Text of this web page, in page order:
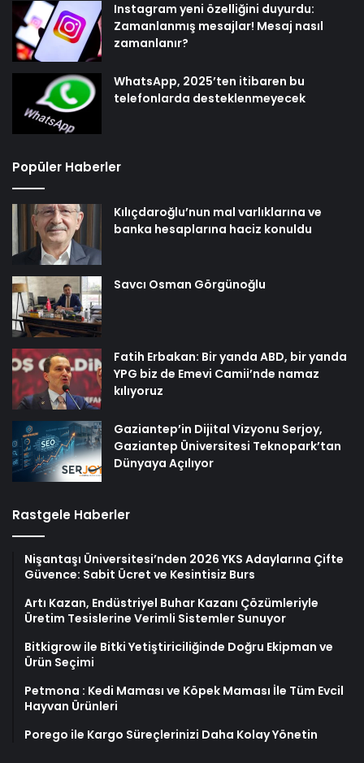
Instagram yeni özelliğini duyurdu:
Zamanlanmış mesajlar! Mesaj nasıl
zamanlanır?
WhatsApp, 2025’ten itibaren bu
telefonlarda desteklenmeyecek
Popüler Haberler
Kılıçdaroğlu’nun mal varlıklarına ve
banka hesaplarına haciz konuldu
Savcı Osman Görgünoğlu
Fatih Erbakan: Bir yanda ABD, bir yanda
YPG biz de Emevi Camii’nde namaz
kılıyoruz
Gaziantep’in Dijital Vizyonu Serjoy,
Gaziantep Üniversitesi Teknopark’tan
Dünyaya Açılıyor
Rastgele Haberler
Nişantaşı Üniversitesi’nden 2026 YKS Adaylarına Çifte
Güvence: Sabit Ücret ve Kesintisiz Burs
Artı Kazan, Endüstriyel Buhar Kazanı Çözümleriyle
Üretim Tesislerine Verimli Sistemler Sunuyor
Bitkigrow ile Bitki Yetiştiriciliğinde Doğru Ekipman ve
Ürün Seçimi
Petmona : Kedi Maması ve Köpek Maması İle Tüm Evcil
Hayvan Ürünleri
Porego ile Kargo Süreçlerinizi Daha Kolay Yönetin